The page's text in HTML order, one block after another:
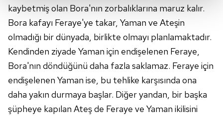
Her halükârda, kullanıcılar, bu çerezlere izin vermedikleri
takdirde, kullanıcılara hedefli reklamlar
gösterilmeyecektir."
Sizlere daha iyi bir hizmet sunabilmek için İnternet
Sitemizde kendimize ve üçüncü kişilere ait çerezler
kullanılmaktadır. Bu çerezler vasıtasıyla çeşitli kişisel
verileriniz işlenmekte olup gerekli olan çerezler bilgi
toplumu hizmetlerinin sunulması amacıyla
kaybetmiş olan Bora'nın zorbalıklarına maruz kalır.
Bora kafayı Feraye'ye takar, Yaman ve Ateşin
olmadığı bir dünyada, birlikte olmayı planlamaktadır.
Kendinden ziyade Yaman için endişelenen Feraye,
Bora'nın döndüğünü daha fazla saklamaz. Feraye için
endişelenen Yaman ise, bu tehlike karşısında ona
daha yakın durmaya başlar. Diğer yandan, bir başka
şüpheye kapılan Ateş de Feraye ve Yaman ikilisini